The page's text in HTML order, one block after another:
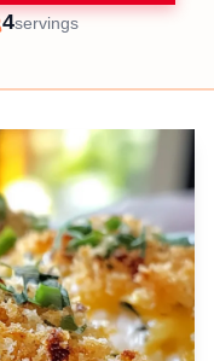
Servings
4servings